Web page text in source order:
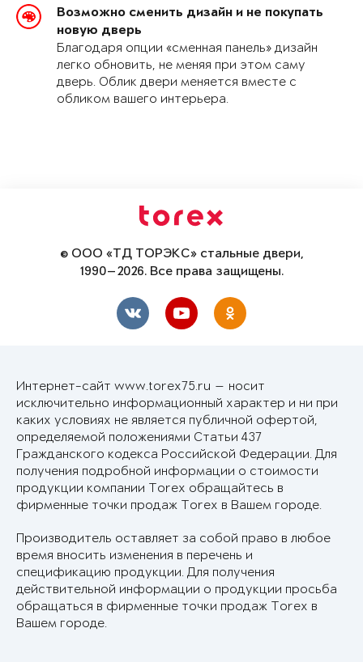
Возможно сменить дизайн и не покупать
новую дверь
Благодаря опции «сменная панель» дизайн
легко обновить, не меняя при этом саму
дверь. Облик двери меняется вместе с
обликом вашего интерьера.
© ООО «ТД ТОРЭКС» стальные двери,
1990—2026. Все права защищены.
Интернет-сайт www.torex75.ru — носит
исключительно информационный характер и ни при
каких условиях не является публичной офертой,
определяемой положениями Статьи 437
Гражданского кодекса Российской Федерации. Для
получения подробной информации о стоимости
продукции компании Torex обращайтесь в
фирменные точки продаж Torex в Вашем городе.
Производитель оставляет за собой право в любое
время вносить изменения в перечень и
спецификацию продукции. Для получения
действительной информации о продукции просьба
обращаться в фирменные точки продаж Torex в
Вашем городе.